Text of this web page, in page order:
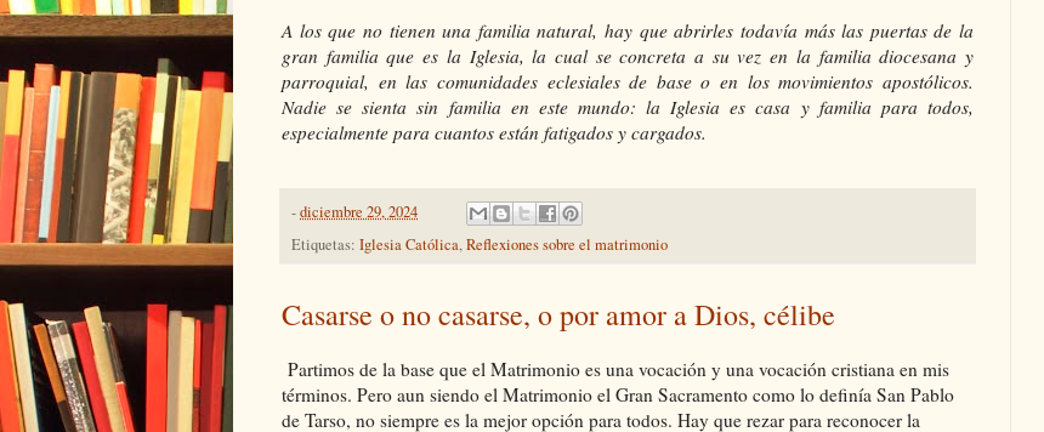
A los que no tienen una familia natural, hay que abrirles todavía más las puertas de la
gran familia que es la Iglesia, la cual se concreta a su vez en la familia diocesana y
parroquial, en las comunidades eclesiales de base o en los movimientos apostólicos.
Nadie se sienta sin familia en este mundo: la Iglesia es casa y familia para todos,
especialmente para cuantos están fatigados y cargados.
-diciembre 29, 2024
Etiquetas: Iglesia Católica,Reflexiones sobre el matrimonio
Casarse o no casarse, o por amor a Dios, célibe
Partimos de la base que el Matrimonio es una vocación y una vocación cristiana en mis
términos. Pero aun siendo el Matrimonio el Gran Sacramento como lo definía San Pablo
de Tarso, no siempre es la mejor opción para todos. Hay que rezar para reconocer la